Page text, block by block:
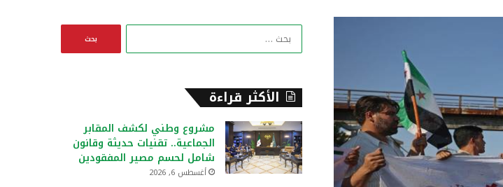
ا
ن
:
الأكثر قراءة
مشروع وطني لكشف المقابر
الجماعية.. تقنيات حديثة وقانون
شامل لحسم مصير المفقودين
أغسطس 6, 2026